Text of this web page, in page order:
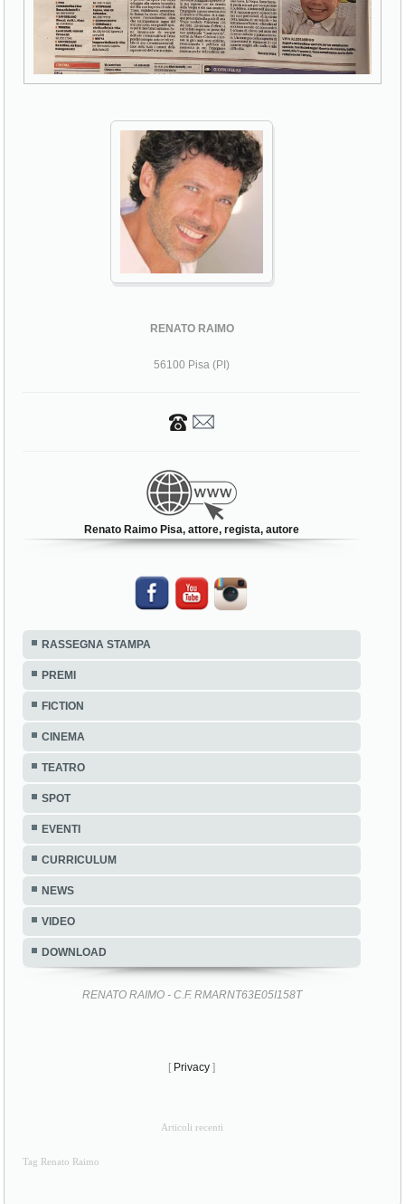
RENATO RAIMO
56100 Pisa (PI)
Renato Raimo Pisa, attore, regista, autore
RASSEGNA STAMPA
PREMI
FICTION
CINEMA
TEATRO
SPOT
EVENTI
CURRICULUM
NEWS
VIDEO
DOWNLOAD
RENATO RAIMO - C.F. RMARNT63E05I158T
[ Privacy ]
Articoli recenti
Tag Renato Raimo